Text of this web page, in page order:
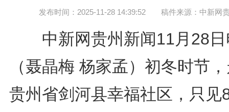
发布时间：2025-11-28 14:39:52 稿件来源：中新网
中新网贵州新闻11月28日
（聂晶梅 杨家孟）初冬时节
贵州省剑河县幸福社区，只见